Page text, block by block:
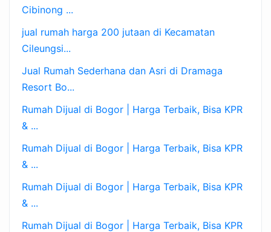
Cibinong ...
jual rumah harga 200 jutaan di Kecamatan
Cileungsi...
Jual Rumah Sederhana dan Asri di Dramaga
Resort Bo...
Rumah Dijual di Bogor | Harga Terbaik, Bisa KPR
& ...
Rumah Dijual di Bogor | Harga Terbaik, Bisa KPR
& ...
Rumah Dijual di Bogor | Harga Terbaik, Bisa KPR
& ...
Rumah Dijual di Bogor | Harga Terbaik, Bisa KPR